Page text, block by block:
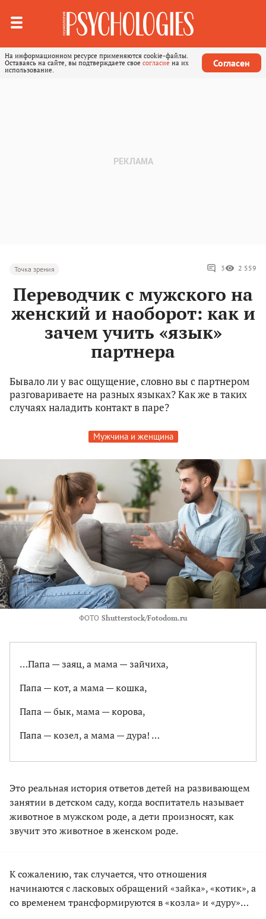
На информационном ресурсе применяются cookie-файлы.
Оставаясь на сайте, вы подтверждаете свое согласие на их
использование.
Согласен
Точка зрения 3 2 559
Переводчик с мужского на
женский и наоборот: как и
зачем учить «язык»
партнера
Бывало ли у вас ощущение, словно вы с партнером
разговариваете на разных языках? Как же в таких
случаях наладить контакт в паре?
Мужчина и женщина
ФОТО Shutterstock/Fotodom.ru
…Папа — заяц, а мама — зайчиха,
Папа — кот, а мама — кошка,
Папа — бык, мама — корова,
Папа — козел, а мама — дура! …
Это реальная история ответов детей на развивающем
занятии в детском саду, когда воспитатель называет
животное в мужском роде, а дети произносят, как
звучит это животное в женском роде.
К сожалению, так случается, что отношения
начинаются с ласковых обращений «зайка», «котик», а
со временем трансформируются в «козла» и «дуру»…